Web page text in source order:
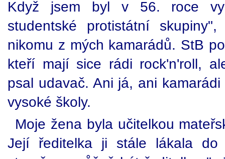
Když jsem byl v 56. roce
studentské protistátní
nikomu z mých kamarádů. StB
kteří mají sice rádi rock'n'roll,
psal udavač. Ani já, ani
vysoké školy.
Moje žena byla učitelkou
Její ředitelka ji stále lákala do